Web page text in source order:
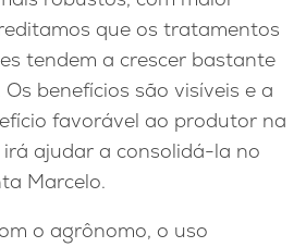
que os tratamentos
tendem a crescer bastante
benefícios são visíveis e a
favorável ao produtor na
ajudar a consolidá-la no
Marcelo.
o agrônomo, o uso